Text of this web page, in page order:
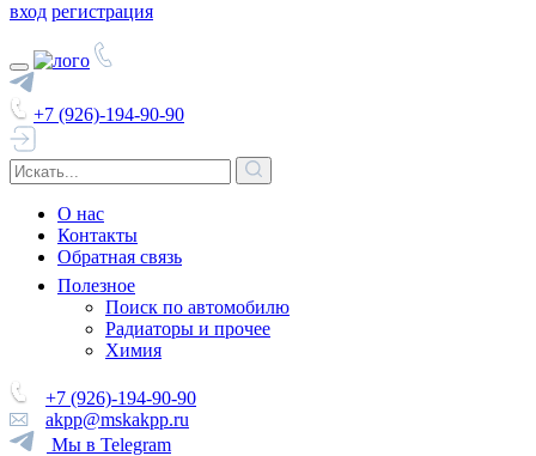
вход регистрация
+7 (926)-194-90-90
О нас
Контакты
Обратная связь
Полезное
Поиск по автомобилю
Радиаторы и прочее
Химия
+7 (926)-194-90-90
akpp@mskakpp.ru
Мы в Telegram